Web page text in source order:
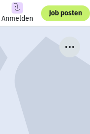
Anmelden
Job posten